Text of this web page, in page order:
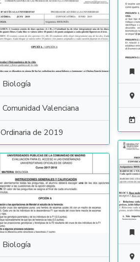



Biología
Comunidad Valenciana
Ordinaria de 2019


Biología